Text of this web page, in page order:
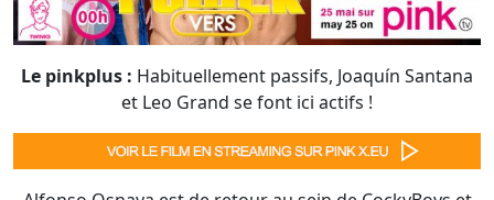
amène Joaquín Santana pour une partie de jambes en
l'air torride et en toute versatilité !
- Photos :Power Vers/ CockyBoys